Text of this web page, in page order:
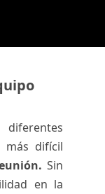
más difícil
Sin
en la